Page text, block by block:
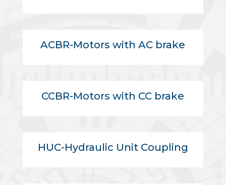
ACBR-Motors with AC brake
CCBR-Motors with CC brake
HUC-Hydraulic Unit Coupling